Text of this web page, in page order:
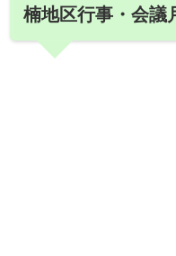
楠地区行事・会議